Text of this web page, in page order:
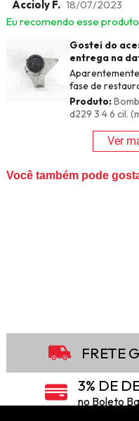
Accioly F. 18/07/2023
Eu recomendo esse
Gostei do
entrega na
fase de
Produto:
d229 3 4 6 cil.
Ver
Você também pode
FRETE
3% DE
no Boleto